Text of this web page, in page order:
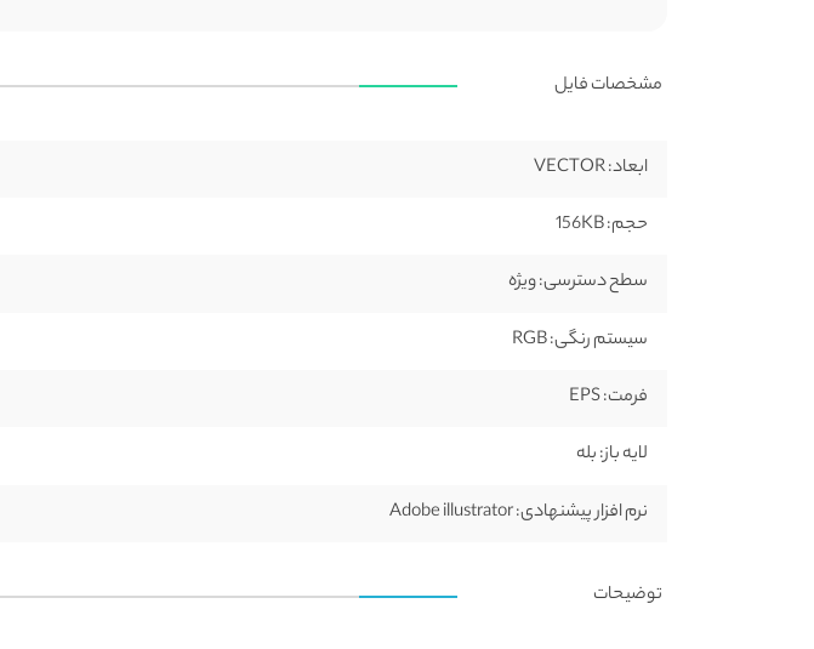
مشخصات فایل
ابعاد:
حجم:
سطح دسترسی:ویژه
سیستم رنگی:
فرمت:
لایه باز:بله
نرم افزار پیشنهادی:
توضیحات